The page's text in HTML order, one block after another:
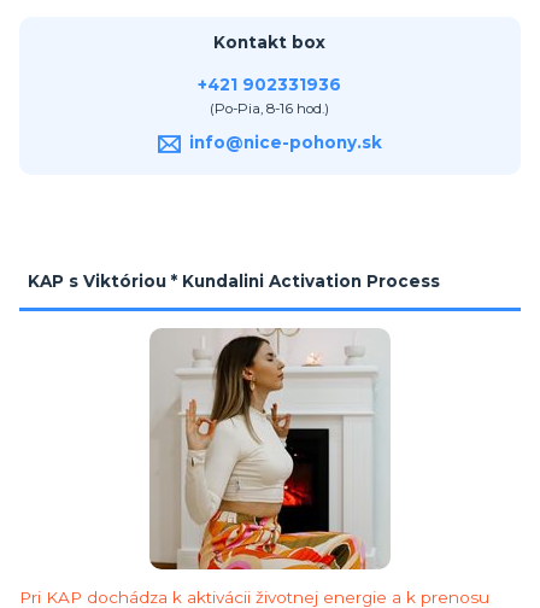
Kontakt box
+421 902331936
(Po-Pia, 8-16 hod.)
info@nice-pohony.sk
KAP s Viktóriou * Kundalini Activation Process
Pri KAP dochádza k aktivácii životnej energie a k prenosu